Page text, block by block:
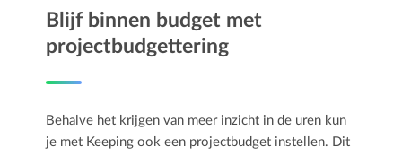
Blijf binnen budget met
projectbudgettering
Behalve het krijgen van meer inzicht in de uren kun
je met Keeping ook een projectbudget instellen. Dit